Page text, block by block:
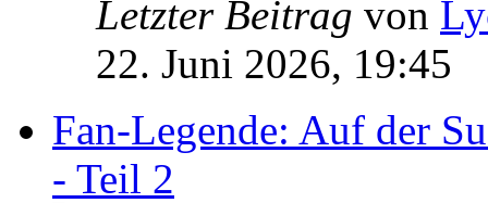
Letzter Beitrag von
22. Juni 2026, 19:45
Fan-Legende: Auf der
- Teil 2